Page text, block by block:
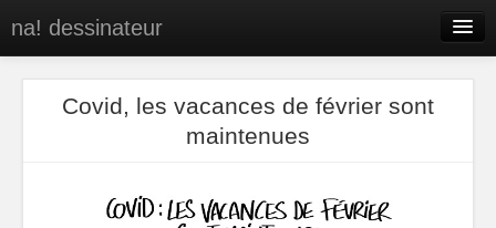
na! dessinateur
Presse
C’est qui na!
Covid, les vacances de février sont
maintenues